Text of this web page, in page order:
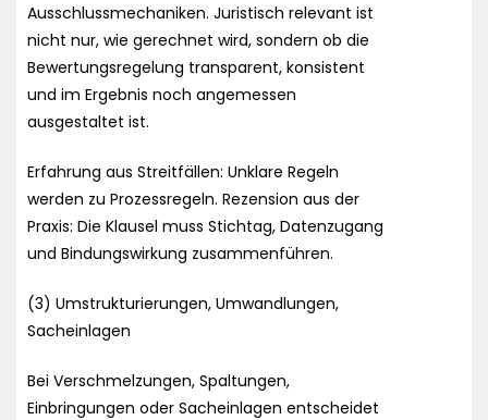
Ausschlussmechaniken. Juristisch relevant ist
nicht nur, wie gerechnet wird, sondern ob die
Bewertungsregelung transparent, konsistent
und im Ergebnis noch angemessen
ausgestaltet ist.
Erfahrung aus Streitfällen: Unklare Regeln
werden zu Prozessregeln. Rezension aus der
Praxis: Die Klausel muss Stichtag, Datenzugang
und Bindungswirkung zusammenführen.
(3) Umstrukturierungen, Umwandlungen,
Sacheinlagen
Bei Verschmelzungen, Spaltungen,
Einbringungen oder Sacheinlagen entscheidet